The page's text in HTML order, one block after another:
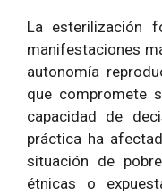
La esterilización
manifestaciones
autonomía
que compromete
capacidad de
práctica ha
situación de
étnicas o